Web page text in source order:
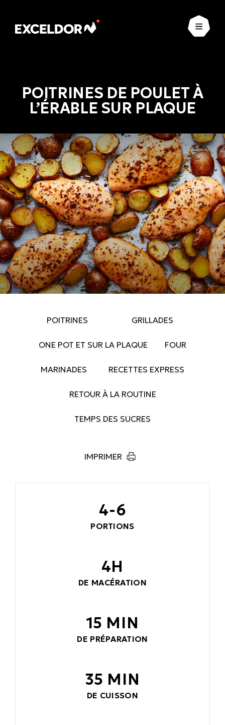
POITRINES DE POULET À
L’ÉRABLE SUR PLAQUE
POITRINES GRILLADES
ONE POT ET SUR LA PLAQUE FOUR
MARINADES RECETTES EXPRESS
RETOUR À LA ROUTINE
TEMPS DES SUCRES
IMPRIMER
4-6
PORTIONS
4H
DE MACÉRATION
15 MIN
DE PRÉPARATION
35 MIN
DE CUISSON